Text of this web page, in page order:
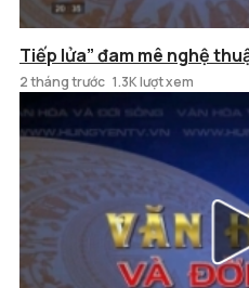
Tiếp lửa” đam mê nghệ
2 tháng trước 1.3K lượt xem